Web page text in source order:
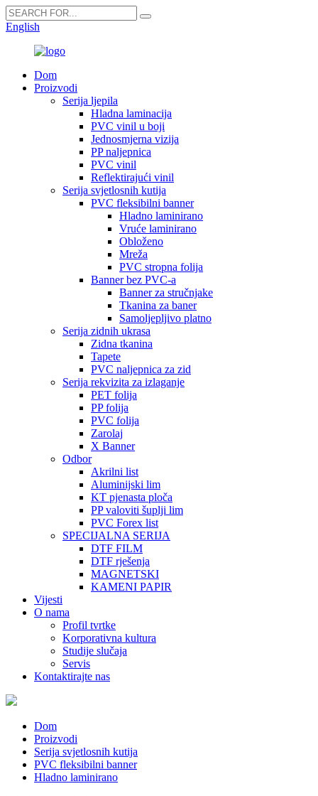
English
Dom
Proizvodi
Serija ljepila
Hladna laminacija
PVC vinil u boji
Jednosmjerna vizija
PP naljepnica
PVC vinil
Reflektirajući vinil
Serija svjetlosnih kutija
PVC fleksibilni banner
Hladno laminirano
Vruće laminirano
Obloženo
Mreža
PVC stropna folija
Banner bez PVC-a
Banner za stručnjake
Tkanina za baner
Samoljepljivo platno
Serija zidnih ukrasa
Zidna tkanina
Tapete
PVC naljepnica za zid
Serija rekvizita za izlaganje
PET folija
PP folija
PVC folija
Zarolaj
X Banner
Odbor
Akrilni list
Aluminijski lim
KT pjenasta ploča
PP valoviti šuplji lim
PVC Forex list
SPECIJALNA SERIJA
DTF FILM
DTF rješenja
MAGNETSKI
KAMENI PAPIR
Vijesti
O nama
Profil tvrtke
Korporativna kultura
Studije slučaja
Servis
Kontaktirajte nas
Dom
Proizvodi
Serija svjetlosnih kutija
PVC fleksibilni banner
Hladno laminirano